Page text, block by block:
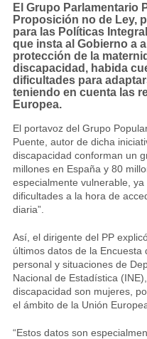
El Grupo Parlamentario
Proposición no de Ley,
para las Políticas
que insta al Gobierno a
protección de la
discapacidad, habida
dificultades para
teniendo en cuenta las
Europea.
El portavoz del Grupo
Puente, autor de dicha
discapacidad conforman un
millones en España y 80
especialmente vulnerable,
dificultades a la hora de
diaria”.
Así, el dirigente del PP
últimos datos de la Encuesta
personal y situaciones de
Nacional de Estadística
discapacidad son mujeres,
el ámbito de la Unión
“Estos datos son